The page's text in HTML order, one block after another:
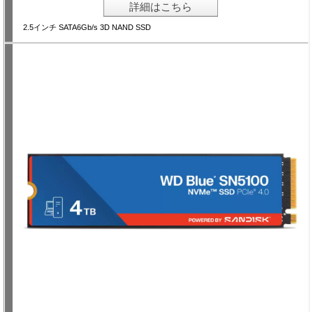
詳細はこちら
2.5インチ SATA6Gb/s 3D NAND SSD